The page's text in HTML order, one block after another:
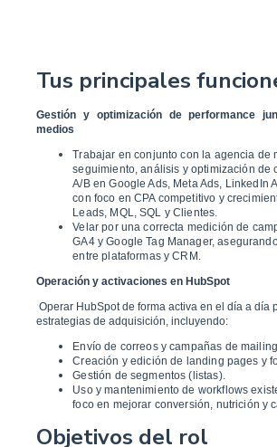
Tus principales
Gestión y optimización de performance
medios
Trabajar en conjunto con la agencia de
seguimiento, análisis y optimización de
A/B en Google Ads, Meta Ads, LinkedIn
con foco en CPA competitivo y
Leads, MQL, SQL y Clientes.
Velar por una correcta medición de
GA4 y Google Tag Manager,
entre plataformas y CRM.
Operación y activaciones en HubSpot
Operar HubSpot de forma activa en el día a día
estrategias de adquisición, incluyendo:
Envío de correos y campañas de mailing
Creación y edición de landing pages y
Gestión de segmentos (listas).
Uso y mantenimiento de workflows
foco en mejorar conversión, nutrición y
Objetivos del rol